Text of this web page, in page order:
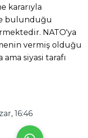
kararıyla
bulunduğu
NATO'ya
vermiş olduğu
siyasi tarafı
16:46